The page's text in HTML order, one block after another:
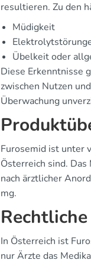
resultieren. Zu den
Müdigkeit
Übelkeit oder
Diese Erkenntnisse
zwischen Nutzen
Überwachung
Furosemid ist unter
Österreich sind.
nach ärztlicher
mg.
In Österreich ist
nur Ärzte das